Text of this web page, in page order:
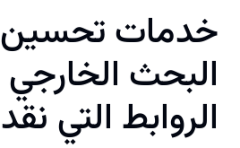
خدماتتحسين
البحث الخارجي
الروابط التي نقد